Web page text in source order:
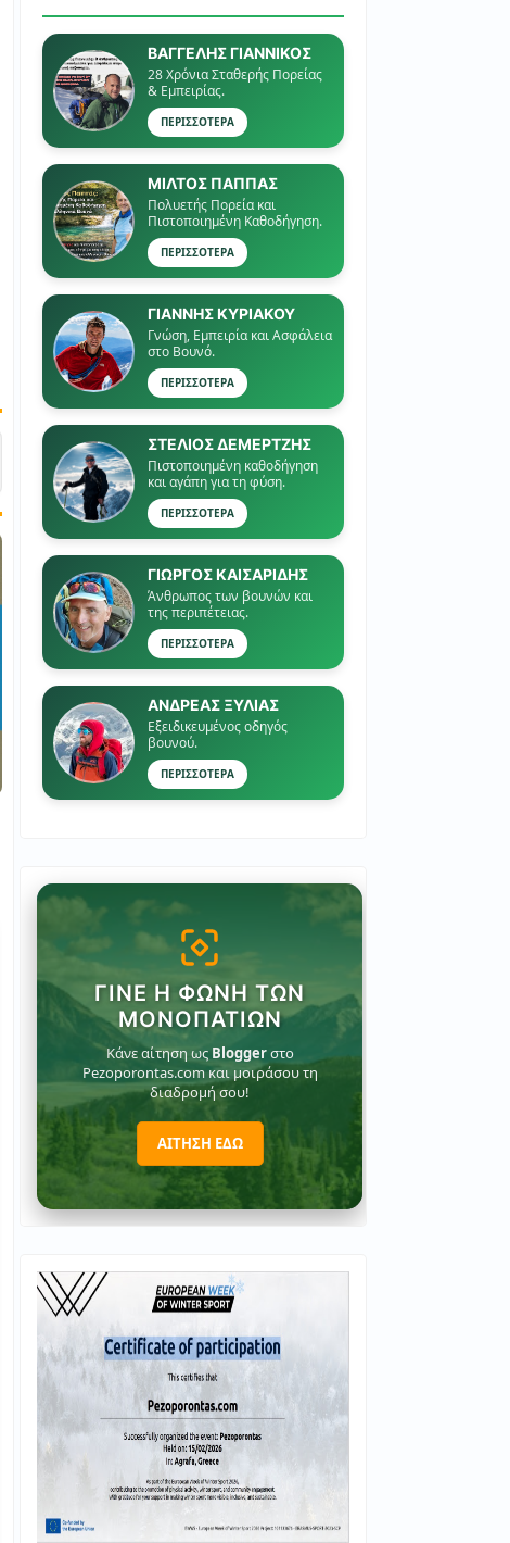
ΒΑΓΓΕΛΗΣ ΓΙΑΝΝΙΚΟΣ
28 Χρόνια Σταθερής Πορείας
& Εμπειρίας.
ΠΕΡΙΣΣΟΤΕΡΑ
ΜΙΛΤΟΣ ΠΑΠΠΑΣ
Πολυετής Πορεία και
Πιστοποιημένη Καθοδήγηση.
ΠΕΡΙΣΣΟΤΕΡΑ
ΓΙΑΝΝΗΣ ΚΥΡΙΑΚΟΥ
Γνώση, Εμπειρία και Ασφάλεια
στο Βουνό.
ΠΕΡΙΣΣΟΤΕΡΑ
ΣΤΕΛΙΟΣ ΔΕΜΕΡΤΖΗΣ
Πιστοποιημένη καθοδήγηση
και αγάπη για τη φύση.
ΠΕΡΙΣΣΟΤΕΡΑ
ΓΙΏΡΓΟΣ ΚΑΙΣΑΡΙΔΗΣ
Άνθρωπος των βουνών και
της περιπέτειας.
ΠΕΡΙΣΣΟΤΕΡΑ
ΑΝΔΡΕΑΣ ΞΥΛΙΑΣ
Εξειδικευμένος οδηγός
βουνού.
ΠΕΡΙΣΣΟΤΕΡΑ
ΓΊΝΕ Η ΦΩΝΉ ΤΩΝ
ΜΟΝΟΠΑΤΙΏΝ
Κάνε αίτηση ως Bloggerστο
Pezoporontas.com και μοιράσου τη
διαδρομή σου!
ΑΙΤΗΣΗ ΕΔΩ